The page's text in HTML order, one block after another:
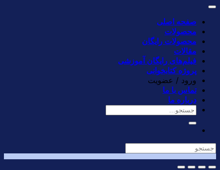
صفحه اصلی
محصولات
محصولات رایگان
مقالات
فیلم‌های رایگان آموزشی
پروژه کتابخوانی
ورود / عضویت
تماس با ما
درباره ما
جستجو